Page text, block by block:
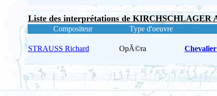
Liste des interprétations de KIRCHSCHLAGER
Compositeur Type d'oeuvre
STRAUSS Richard OpÃ©ra